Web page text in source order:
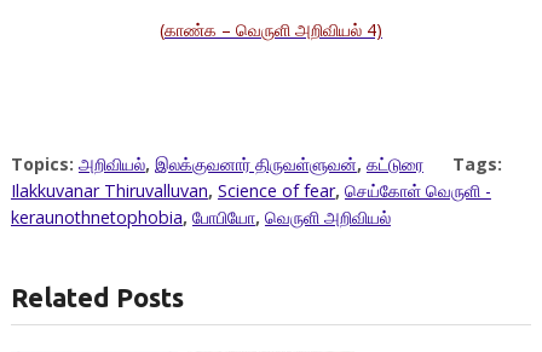
(காண்க – வெருளி அறிவியல் 4)
Topics: அறிவியல், இலக்குவனார் திருவள்ளுவன், கட்டுரை
Tags:
Ilakkuvanar Thiruvalluvan, Science of fear, செய்கோள் வெருளி -
keraunothnetophobia, போபியோ, வெருளி அறிவியல்
Related Posts